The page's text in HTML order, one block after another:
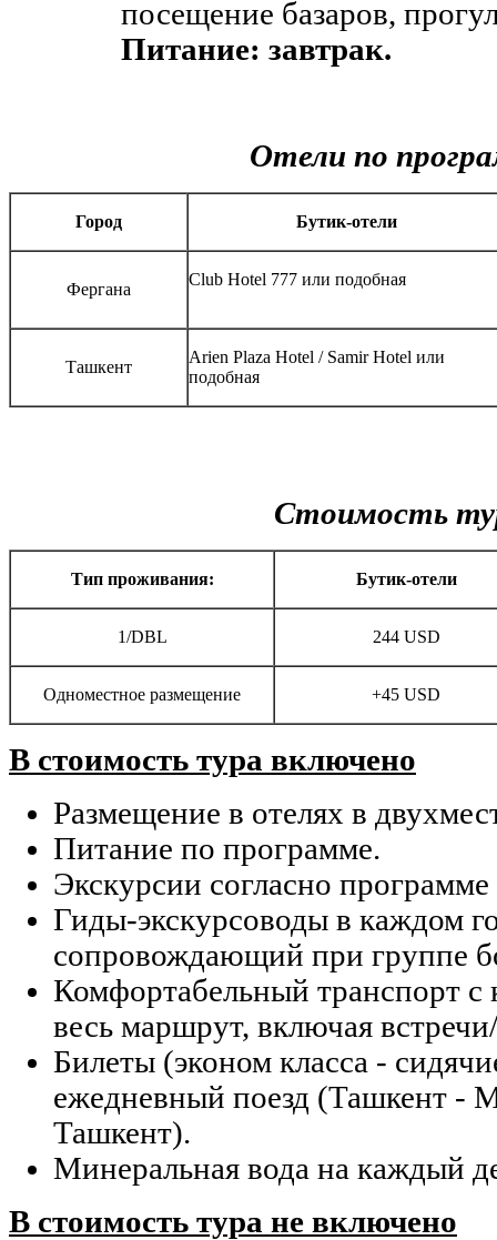
посещение базаров,
Питание: завтрак.
Отели по
Город Бутик-отели
Фергана
Club Hotel 777 или подобная
Ташкент
Arien Plaza Hotel / Samir Hotel или
подобная
Стоимость
Тип проживания: Бутик-отели
1/DBL 244 USD
Одноместное размещение +45 USD
В стоимость тура включено
Размещение в отелях в
Питание по программе.
Экскурсии согласно программе
Гиды-экскурсоводы в каждом
сопровождающий при группе
Комфортабельный транспорт с
весь маршрут, включая
Билеты (эконом класса -
ежедневный поезд (Ташкент -
Ташкент).
Минеральная вода на каждый
В стоимость тура не включено